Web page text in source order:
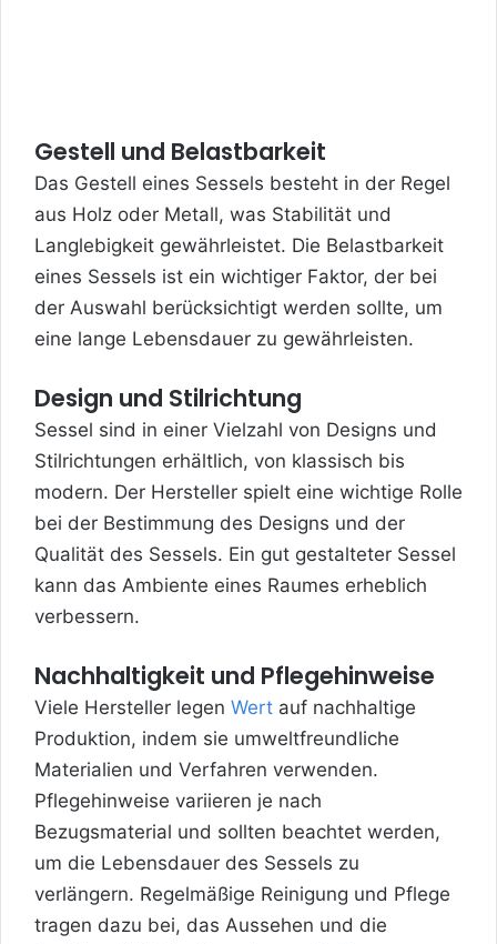
Gestell und Belastbarkeit
Das Gestell eines Sessels besteht in der Regel
aus Holz oder Metall, was Stabilität und
Langlebigkeit gewährleistet. Die Belastbarkeit
eines Sessels ist ein wichtiger Faktor, der bei
der Auswahl berücksichtigt werden sollte, um
eine lange Lebensdauer zu gewährleisten.
Design und Stilrichtung
Sessel sind in einer Vielzahl von Designs und
Stilrichtungen erhältlich, von klassisch bis
modern. Der Hersteller spielt eine wichtige Rolle
bei der Bestimmung des Designs und der
Qualität des Sessels. Ein gut gestalteter Sessel
kann das Ambiente eines Raumes erheblich
verbessern.
Nachhaltigkeit und Pflegehinweise
Viele Hersteller legen Wert auf nachhaltige
Produktion, indem sie umweltfreundliche
Materialien und Verfahren verwenden.
Pflegehinweise variieren je nach
Bezugsmaterial und sollten beachtet werden,
um die Lebensdauer des Sessels zu
verlängern. Regelmäßige Reinigung und Pflege
tragen dazu bei, das Aussehen und die